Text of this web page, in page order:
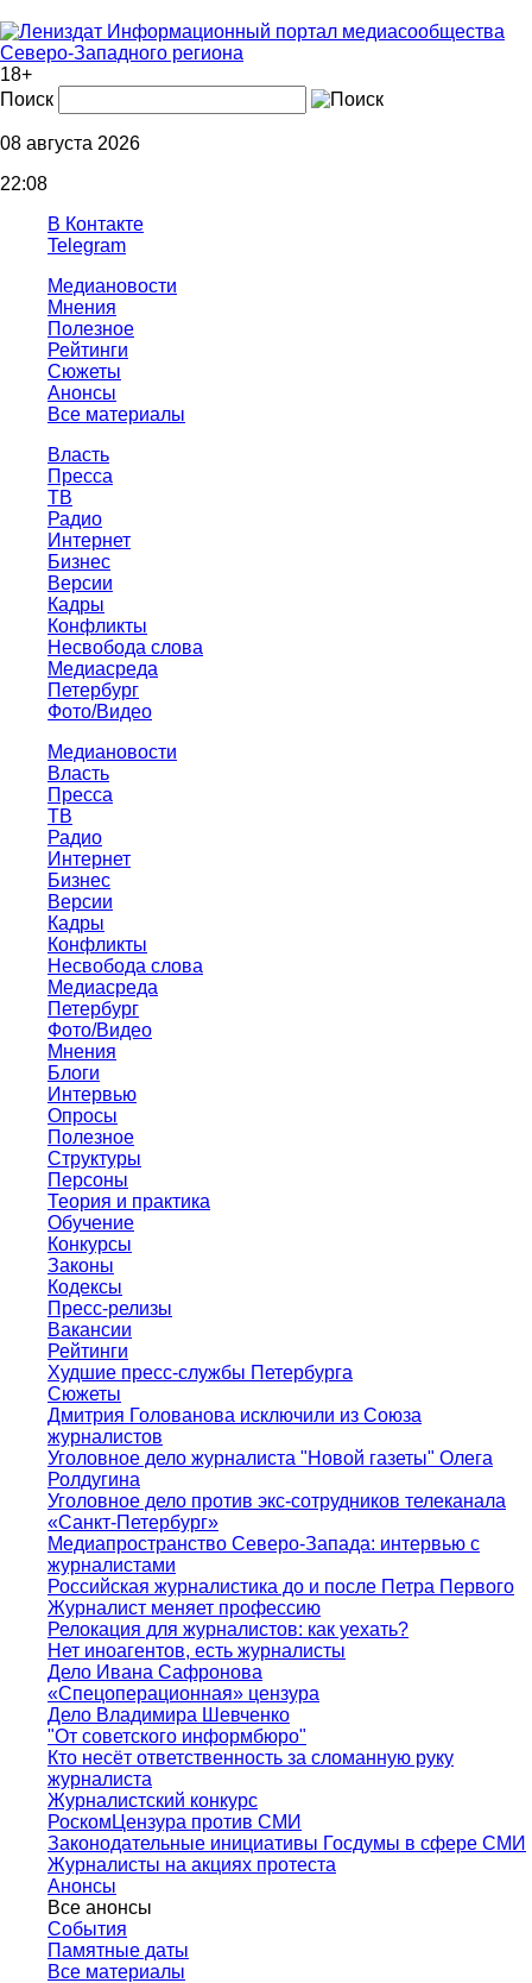
Информационный портал медиасообщества
Северо-Западного региона
18+
Поиск
08 августа 2026
22:08
В Контакте
Telegram
Медиановости
Мнения
Полезное
Рейтинги
Сюжеты
Анонсы
Все материалы
Власть
Пресса
ТВ
Радио
Интернет
Бизнес
Версии
Кадры
Конфликты
Несвобода слова
Медиасреда
Петербург
Фото/Видео
Медиановости
Власть
Пресса
ТВ
Радио
Интернет
Бизнес
Версии
Кадры
Конфликты
Несвобода слова
Медиасреда
Петербург
Фото/Видео
Мнения
Блоги
Интервью
Опросы
Полезное
Структуры
Персоны
Теория и практика
Обучение
Конкурсы
Законы
Кодексы
Пресс-релизы
Вакансии
Рейтинги
Худшие пресс-службы Петербурга
Сюжеты
Дмитрия Голованова исключили из Союза
журналистов
Уголовное дело журналиста "Новой газеты" Олега
Ролдугина
Уголовное дело против экс-сотрудников телеканала
«Санкт-Петербург»
Медиапространство Северо-Запада: интервью с
журналистами
Российская журналистика до и после Петра Первого
Журналист меняет профессию
Релокация для журналистов: как уехать?
Нет иноагентов, есть журналисты
Дело Ивана Сафронова
«Спецоперационная» цензура
Дело Владимира Шевченко
"От советского информбюро"
Кто несёт ответственность за сломанную руку
журналиста
Журналистский конкурс
РоскомЦензура против СМИ
Законодательные инициативы Госдумы в сфере СМИ
Журналисты на акциях протеста
Анонсы
Все анонсы
События
Памятные даты
Все материалы